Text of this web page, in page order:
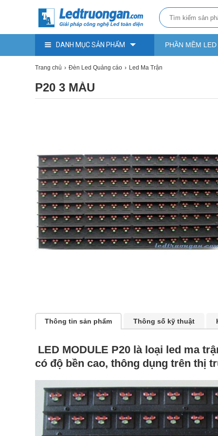
DANH MỤC SẢN PHẨM PHẦN MỀM LED
Trang chủ Đèn Led Quảng cáo Led Ma Trận
P20 3 MÀU
Thông tin sản phẩm Thông số kỹ thuật
LED MODULE P20 là loại led ma
có độ bền cao, thông dụng trên thị